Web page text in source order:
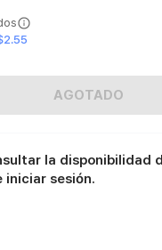
AGOTADO
la disponibilidad
iniciar sesión.